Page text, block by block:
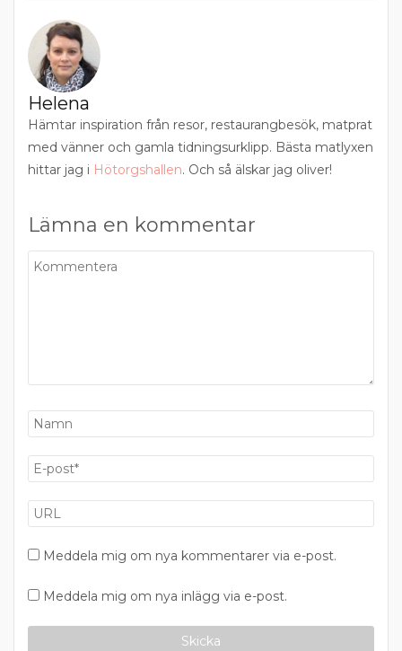
Helena
Hämtar inspiration från resor, restaurangbesök, matprat
med vänner och gamla tidningsurklipp. Bästa matlyxen
hittar jag i Hötorgshallen. Och så älskar jag oliver!
Lämna en kommentar
Meddela mig om nya kommentarer via e-post.
Meddela mig om nya inlägg via e-post.